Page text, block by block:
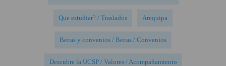
Que estudiar? / Traslados Arequipa
Becas y convenios / Becas / Convenios
Descubre la UCSP / Valores / Acompañamiento